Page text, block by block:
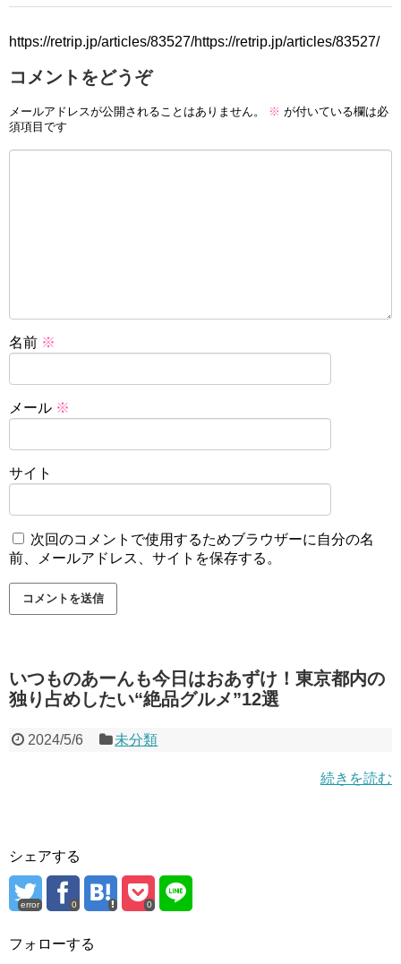
https://retrip.jp/articles/83527/https://retrip.jp/articles/83527/
コメントをどうぞ
メールアドレスが公開されることはありません。 ※ が付いている欄は必
須項目です
名前 ※
メール ※
サイト
次回のコメントで使用するためブラウザーに自分の名
前、メールアドレス、サイトを保存する。
いつものあーんも今日はおあずけ！東京都内の
独り占めしたい“絶品グルメ”12選
2024/5/6 未分類
続きを読む
シェアする
error 0 0
フォローする